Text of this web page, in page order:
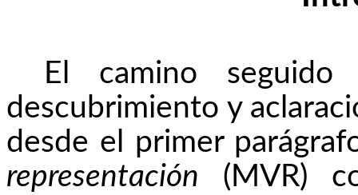
El camino
descubrimiento y
desde el primer
representación (MVR)